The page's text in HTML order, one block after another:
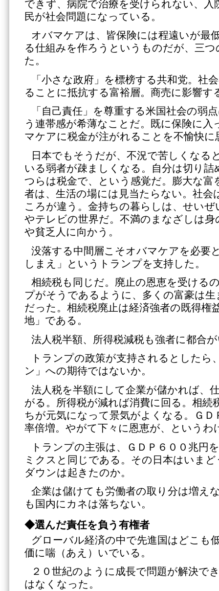
できず、病院で治療を受けられない、入
民が社会問題になっている。
オバマケアは、皆保険には程遠いが最
る仕組みを作ろうというものだが、三
た。
「小さな政府」を標榜する共和党。社
ることに抵抗する富裕層。商売に影響す
「自己責任」を尊重する米国社会の弱
う連帯感が希薄なことだ。既に保険に入
マケアに税金が注がれることを不愉快に
日本でもそうだが、不況で苦しくなる
いる弱者が疎ましくなる。自分は切り
つらは税金で、という感覚だ。膨大な富
者は、生活の場には見当たらない。社会
ころが違う。金持ちの暮らしは、せい
やテレビの世界だ。不満のまなざしは
や貧乏人に向かう。
没落する中間層こそオバマケアを必要
しまえ」というトランプを支持した。
相続税も同じだ。廃止の恩恵を受ける
プがそうであるように、多くの富豪は
だった。相続税廃止は経済強者の既得権
地」である。
法人税半額、所得税減税も強者に都合
トランプの政策が支持されるとしたら
ン」への期待ではないか。
法人税を半額にして企業が儲かれば、
がる。所得税が減れば消費に回る。相続
ちが元気になって景気がよくなる。ＧＤ
率倍増。やがて下々に恩恵が、というわ
トランプの主張は、ＧＤＰ６００兆円
ミクスと同じである。その日本はいま
ダウンは起きたのか。
企業は儲けても労働者の取り分は増え
も国内にカネは落ちない。
◆選んだ責任を負う有権者
グローバル経済の中で先進国はどこも
価に喘（あえ）いでいる。
２０世紀のように成長で問題が解決で
はなくなった。